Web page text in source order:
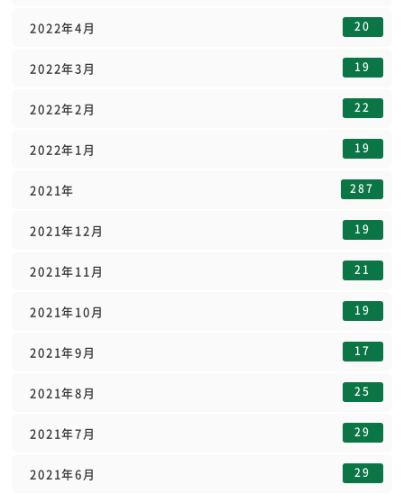
2022年4月 20
2022年3月 19
2022年2月 22
2022年1月 19
2021年 287
2021年12月 19
2021年11月 21
2021年10月 19
2021年9月 17
2021年8月 25
2021年7月 29
2021年6月 29